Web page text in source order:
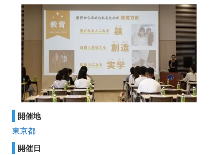
開催地
東京都
開催日